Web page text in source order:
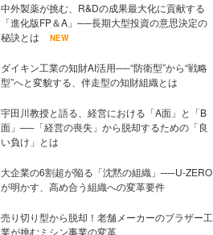
中外製薬が挑む、R&Dの成果最大化に貢献する
「進化版FP＆A」──長期大型投資の意思決定の
秘訣とは
NEW
ダイキン工業の知財AI活用──“防衛型”から“戦略
型”へと変貌する、伴走型の知財組織とは
宇田川教授と語る、経営における「A面」と「B
面」──「経営の喪失」から脱却するための「良
い負け」とは
大企業の6割超が陥る「沈黙の組織」──U-ZERO
が明かす、高め合う組織への変革要件
売り切り型から脱却！老舗メーカーのブラザー工
業が挑むミシン事業の変革